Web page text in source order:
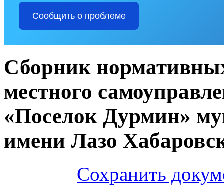
Сообщить о проблеме
Сборник
местного
«Поселок Дурмин»
имени Лазо
Сохранить